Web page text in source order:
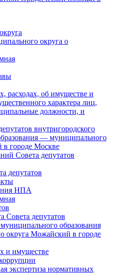
округа о
расходах, об имуществе и
характера лиц,
должности, и
внутригородского
— муниципального
в городе Москве
Совета депутатов
депутатов
НПА
Совета депутатов
образования
округа Можайский в городе
и имуществе
экспертиза нормативных